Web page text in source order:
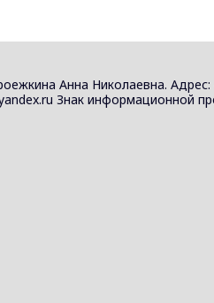
Анна Николаевна.
Знак информационной